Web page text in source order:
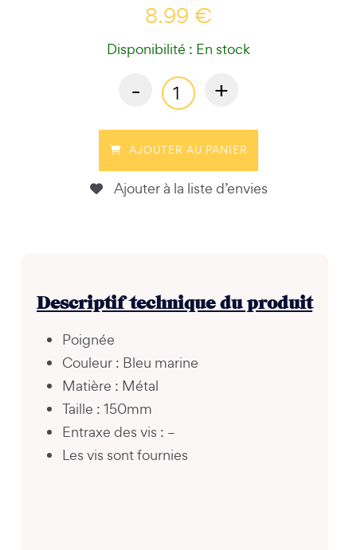
8.99 €
Disponibilité : En stock
- +
AJOUTER AU PANIER
Ajouter à la liste d’envies
Descriptif technique du produit
Poignée
Couleur : Bleu marine
Matière : Métal
Taille : 150mm
Entraxe des vis : –
Les vis sont fournies